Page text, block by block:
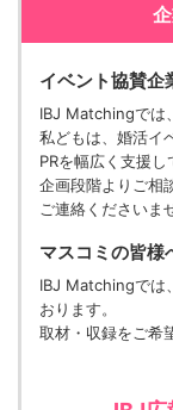
イベント協賛企
IBJ Matchingでは
私どもは、婚活イ
PRを幅広く支援し
企画段階よりご相
ご連絡くださいま
マスコミの皆様
IBJ Matchingでは
おります。
取材・収録をご希